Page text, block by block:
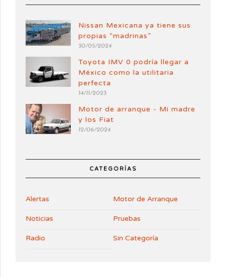
Nissan Mexicana ya tiene sus
propias “madrinas”
30/05/2024
Toyota IMV 0 podría llegar a
México como la utilitaria
perfecta
14/11/2023
Motor de arranque - Mi madre
y los Fiat
12/06/2024
CATEGORÍAS
Alertas Motor de Arranque
Noticias Pruebas
Radio Sin Categoría